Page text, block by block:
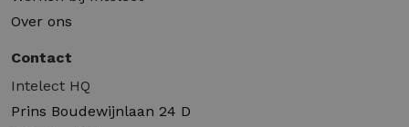
Over ons
Contact
Intelect HQ
Prins Boudewijnlaan 24 D